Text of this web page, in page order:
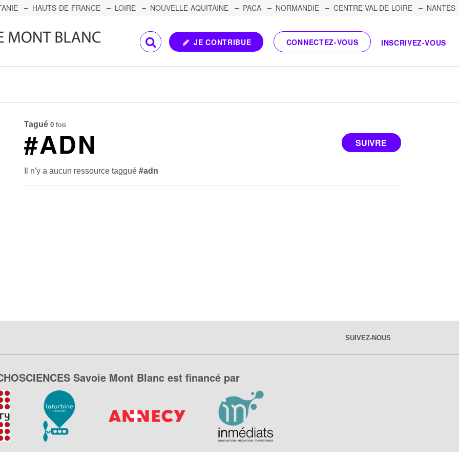
HAUTS-DE-FRANCE LOIRE NOUVELLE-AQUITAINE PACA NORMANDIE CENTRE-VAL-DE-LOIRE
NANTES
JE CONTRIBUE CONNECTEZ-VOUS INSCRIVEZ-VOUS
Tagué 0 fois
SUIVRE
#ADN
Il n'y a aucun ressource taggué#adn
SUIVEZ-NOUS
Savoie Mont Blanc est financé par